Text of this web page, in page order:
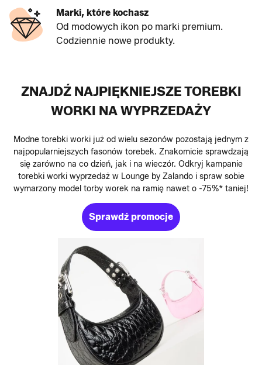
Marki, które kochasz
Od modowych ikon po marki premium.
Codziennie nowe produkty.
ZNAJDŹ NAJPIĘKNIEJSZE TOREBKI
WORKI NA WYPRZEDAŻY
Modne torebki worki już od wielu sezonów pozostają jednym z
najpopularniejszych fasonów torebek. Znakomicie sprawdzają
się zarówno na co dzień, jak i na wieczór. Odkryj kampanie
torebki worki wyprzedaż w Lounge by Zalando i spraw sobie
wymarzony model torby worek na ramię nawet o -75%* taniej!
Sprawdź promocje